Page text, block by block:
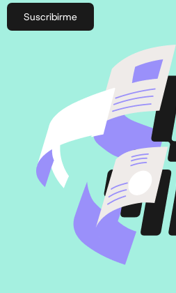
Suscribirme